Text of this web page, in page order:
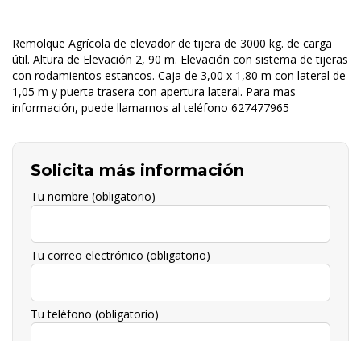
Remolque Agrícola de elevador de tijera de 3000 kg. de carga
útil. Altura de Elevación 2, 90 m. Elevación con sistema de tijeras
con rodamientos estancos. Caja de 3,00 x 1,80 m con lateral de
1,05 m y puerta trasera con apertura lateral. Para mas
información, puede llamarnos al teléfono 627477965
Solicita más información
Tu nombre (obligatorio)
Tu correo electrónico (obligatorio)
Tu teléfono (obligatorio)